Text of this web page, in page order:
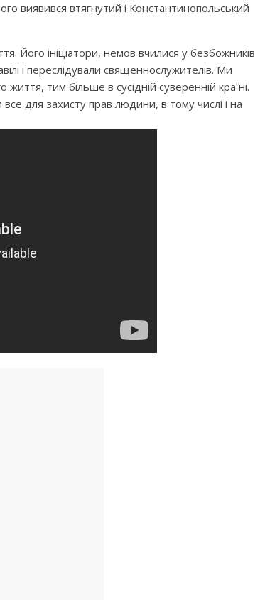
виявився втягнутий і Константинопольський
Його ініціатори, немов вчилися у безбожників
і переслідували священнослужителів. Ми
тим більше в сусідній суверенній країні.
для захисту прав людини, в тому числі і на